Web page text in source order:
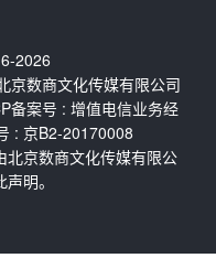
2026
京数商文化传媒有限公司
备案号 : 增值电信业务经
: 京B2-20170008
北京数商文化传媒有限公
明。